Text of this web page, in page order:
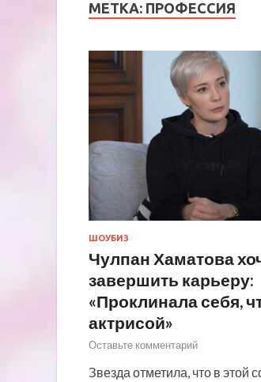
МЕТКА: ПРОФЕССИЯ
ШОУБИЗ
Чулпан Хаматова
завершить карьеру:
«Проклинала себя,
актрисой»
Оставьте комментарий
Звезда отметила, что в этой